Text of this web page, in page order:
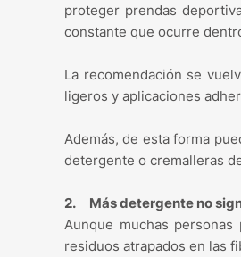
proteger prendas
constante que ocurre
La recomendación se
ligeros y aplicaciones
Además, de esta forma
detergente o cremalleras
2. Más detergente no
Aunque muchas
residuos atrapados en las